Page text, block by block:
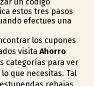
estos tres pasos
efectues una
los cupones
visita Ahorro
categorías para ver
que necesitas. Tal
rebajas